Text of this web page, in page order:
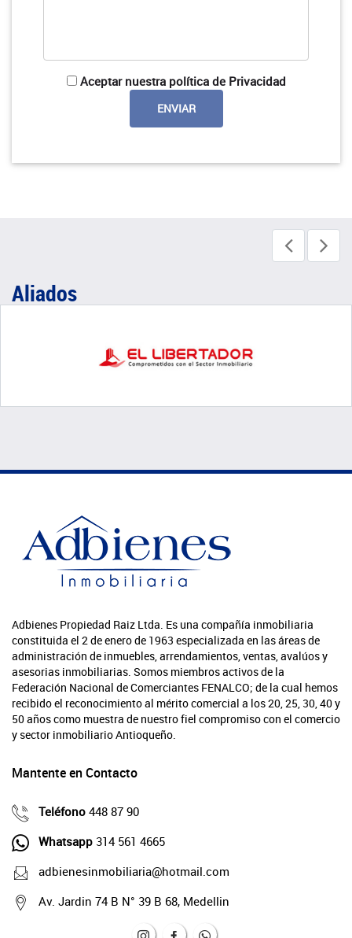
Aceptar nuestra política de Privacidad
Aliados
Adbienes Propiedad Raiz Ltda. Es una compañía inmobiliaria
constituida el 2 de enero de 1963 especializada en las áreas de
administración de inmuebles, arrendamientos, ventas, avalúos y
asesorias inmobiliarias. Somos miembros activos de la
Federación Nacional de Comerciantes FENALCO; de la cual hemos
recibido el reconocimiento al mérito comercial a los 20, 25, 30, 40 y
50 años como muestra de nuestro fiel compromiso con el comercio
y sector inmobiliario Antioqueño.
Mantente en Contacto
Teléfono 448 87 90
Whatsapp 314 561 4665
adbienesinmobiliaria@hotmail.com
Av. Jardin 74 B N° 39 B 68, Medellin